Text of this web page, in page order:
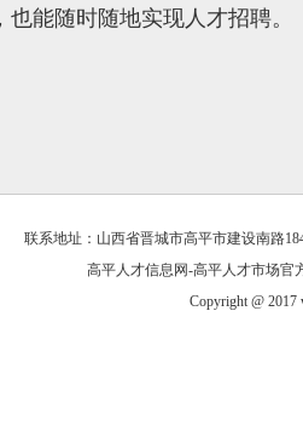
也能随时随地实现人才招聘。
联系地址：山西省晋城市高平市建设南路
高平人才信息网-高平人才市场官
Copyright @ 2017